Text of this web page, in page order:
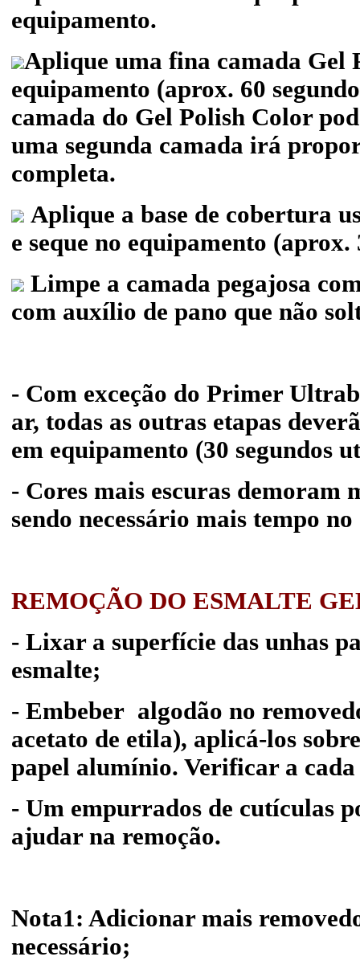
equipamento.
Aplique uma fina camada Gel
equipamento (aprox. 60
camada do Gel Polish Color
uma segunda camada irá
completa.
Aplique a base de cobertura
e seque no equipamento (aprox.
Limpe a camada pegajosa
com auxílio de pano que não
- Com exceção do Primer
ar, todas as outras etapas
em equipamento (30 segundos
- Cores mais escuras demoram
sendo necessário mais tempo
REMOÇÃO DO ESMALTE
- Lixar a superfície das unhas
esmalte;
- Embeber algodão no
acetato de etila), aplicá-los
papel alumínio. Verificar a
- Um empurrados de cutículas
ajudar na remoção.
Nota1: Adicionar mais
necessário;